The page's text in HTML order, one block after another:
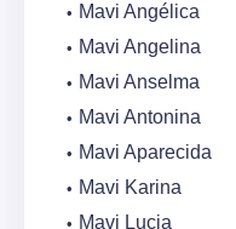
Mavi Angélica
Mavi Angelina
Mavi Anselma
Mavi Antonina
Mavi Aparecida
Mavi Karina
Mavi Lucia